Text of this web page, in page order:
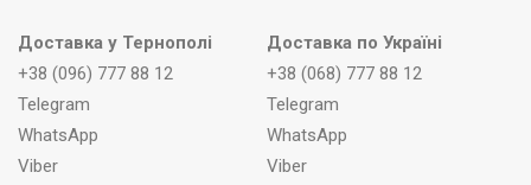
Доставка у Тернополі
+38 (096) 777 88 12
Telegram
WhatsApp
Viber
Доставка по Україні
+38 (068) 777 88 12
Telegram
WhatsApp
Viber